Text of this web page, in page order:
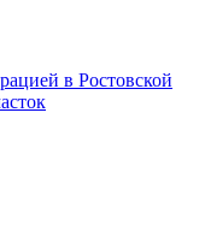
в Ростовской